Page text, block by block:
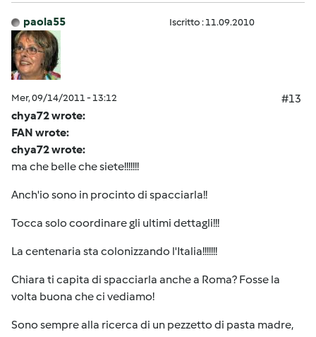
paola55 Iscritto : 11.09.2010
Mer, 09/14/2011 - 13:12
#13
chya72 wrote:
FAN wrote:
chya72 wrote:
ma che belle che siete!!!!!!!
Anch'io sono in procinto di spacciarla!!
Tocca solo coordinare gli ultimi dettagli!!!
La centenaria sta colonizzando l'Italia!!!!!!!
Chiara ti capita di spacciarla anche a Roma? Fosse la
volta buona che ci vediamo!
Sono sempre alla ricerca di un pezzetto di pasta madre,